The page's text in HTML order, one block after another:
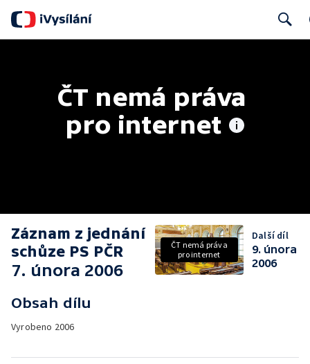
ČT nemá práva
pro internet
Záznam z jednání
schůze PS PČR
7. února 2006
Obsah dílu
Vyrobeno 2006
ČT nemá práva
pro internet
Další díl
9. února
2006